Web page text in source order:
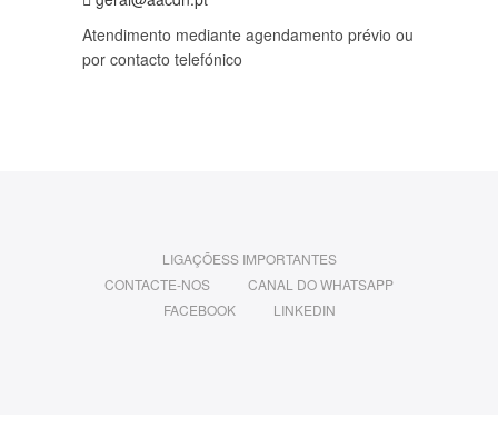
Atendimento mediante agendamento prévio ou
por contacto telefónico
LIGAÇÕESS IMPORTANTES
CONTACTE-NOS
CANAL DO WHATSAPP
FACEBOOK
LINKEDIN